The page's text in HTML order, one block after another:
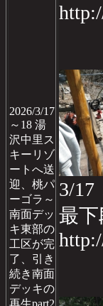
2026/3/17
～18 湯
沢中里ス
キーリゾ
ートへ送
迎、桃パ
ーゴラ～
南面デッ
キ東部の
工区が完
了、引き
続き南面
デッキの
再生part2
3/17
最